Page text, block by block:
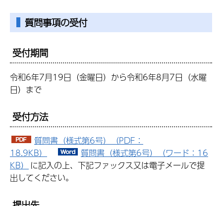
質問事項の受付
受付期間
令和6年7月19日（金曜日）から令和6年8月7日（水曜
日）まで
受付方法
質問書（様式第6号）（PDF：
18.9KB）
質問書（様式第6号）（ワード：16
KB）
に記入の上、下記ファックス又は電子メールで提
出してください。